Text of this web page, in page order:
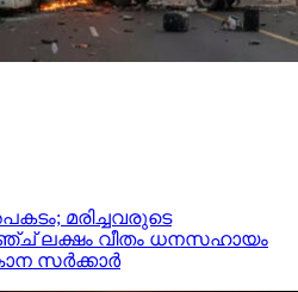
മരിച്ചവരുടെ
ലക്ഷം വീതം ധനസഹായം
സര്‍ക്കാര്‍